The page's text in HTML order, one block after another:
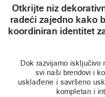
Otkrijte niz
radeći zajedno kako
koordiniran identitet
Dok razvijamo isključivo
svi naši brendovi i
usklađene i savršeno
kompletan i